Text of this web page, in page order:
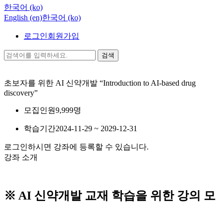
한국어 ‎(ko)‎
English ‎(en)‎한국어 ‎(ko)‎
로그인회원가입
검색
초보자를 위한 AI 신약개발 “Introduction to AI-based drug
discovery”
모집인원9,999명
학습기간2024-11-29 ~ 2029-12-31
로그인하시면 강좌에 등록할 수 있습니다.
강좌 소개
※ AI 신약개발 교재 학습을 위한 강의 모